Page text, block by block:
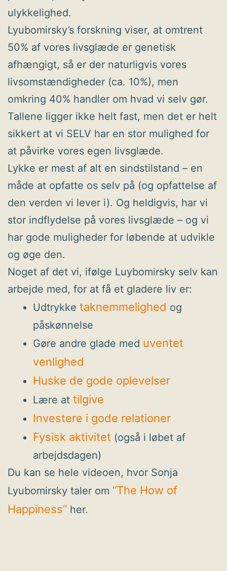
ulykkelighed.
Lyubomirsky’s forskning viser, at omtrent
50% af vores livsglæde er genetisk
afhængigt, så er der naturligvis vores
livsomstændigheder (ca. 10%), men
omkring 40% handler om hvad vi selv gør.
Tallene ligger ikke helt fast, men det er helt
sikkert at vi SELV har en stor mulighed for
at påvirke vores egen livsglæde.
Lykke er mest af alt en sindstilstand – en
måde at opfatte os selv på (og opfattelse af
den verden vi lever i). Og heldigvis, har vi
stor indflydelse på vores livsglæde – og vi
har gode muligheder for løbende at udvikle
og øge den.
Noget af det vi, ifølge Luybomirsky selv kan
arbejde med, for at få et gladere liv er:
Udtrykke taknemmelighed og
påskønnelse
Gøre andre glade med uventet
venlighed
Huske de gode oplevelser
Lære at tilgive
Investere i gode relationer
Fysisk aktivitet (også i løbet af
arbejdsdagen)
Du kan se hele videoen, hvor Sonja
Lyubomirsky taler om “The How of
Happiness” her.